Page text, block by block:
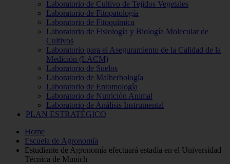
Laboratorio de Cultivo de Tejidos Vegetales
Laboratorio de Fitopatología
Laboratorio de Fitoquímica
Laboratorio de Fisiología y Biología Molecular de
Cultivos
Laboratorio para el Aseguramiento de la Calidad de la
Medición (LACM)
Laboratorio de Suelos
Laboratorio de Malherbología
Laboratorio de Entomología
Laboratorio de Nutrición Animal
Laboratorio de Análisis Instrumental
PLAN ESTRATÉGICO
Home
Escuela de Agronomía
Estudiante de Agronomía efectuará estadía en el Universidad
Técnica de Munich